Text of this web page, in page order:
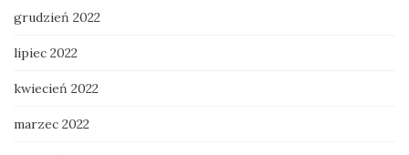
grudzień 2022
lipiec 2022
kwiecień 2022
marzec 2022